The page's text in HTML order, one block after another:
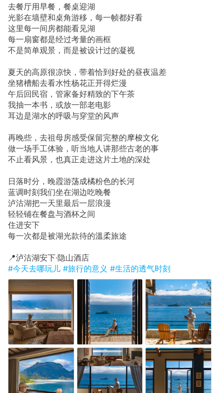
去餐厅用早餐，餐桌迎湖
光影在墙壁和桌角游移，每一帧都好看
这里每一间房都能看见湖
每一扇窗都是经过考量的画框
不是简单观景，而是被设计过的凝视
夏天的高原很凉快，带着恰到好处的昼夜温差
坐猪槽船去看水性杨花正开得烂漫
午后回民宿，管家备好精致的下午茶
我抽一本书，或放一部老电影
耳边是湖水的呼吸与穿堂的风声
再晚些，去祖母房感受保留完整的摩梭文化
做一场手工体验，听当地人讲那些古老的事
不止看风景，也真正走进这片土地的深处
日落时分，晚霞游荡成橘粉色的长河
蓝调时刻我们坐在湖边吃晚餐
泸沽湖把一天里最后一层浪漫
轻轻铺在餐盘与酒杯之间
住进安下
每一次都是被湖光款待的溫柔旅途
📍泸沽湖安下·隐山酒店
#今天去哪玩儿 #旅行的意义 #生活的透气时刻